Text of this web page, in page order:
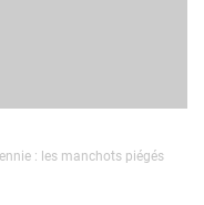
: les manchots piégés